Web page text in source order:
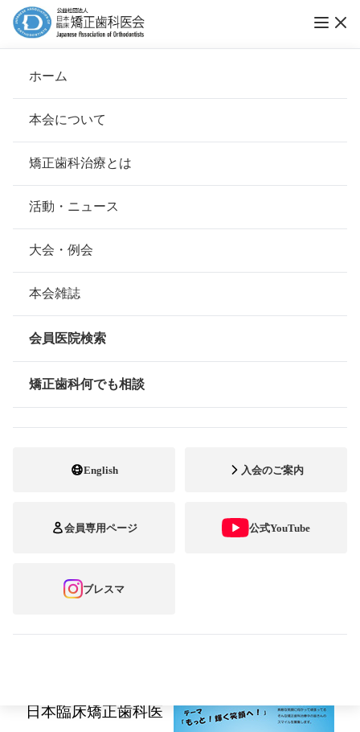
ホーム
本会について
会長挨拶
基本理念
組織について
本会の歴史
情報公開
矯正歯科治療とは
安心して治療を受けていただくための「6つの指針」
安心できる矯正歯科治療契約のための「7つの提言」
矯正歯科治療について
活動・ニュース
大会・例会
本会雑誌
会員医院検索
矯正歯科何でも相談
English 入会のご案内
会員専用ページ 公式YouTube
ブレスマ
第13回ブレース スマイル コンテスト 作品募
集
ブレーススマイルコンテスト
公開日：2017年05月30日（火）
2017年5月30日
矯正歯科治療中の方を対象にした笑顔のフォ
「第13回 ブレーススマイル
コンテスト」開催！
～募集期間：2017年6月1日(木)～8月31日(木)
矯正歯科治療でキレイな歯並びになっていく
日本臨床矯正歯科医